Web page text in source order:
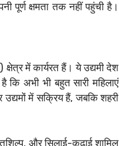
पूर्ण क्षमता तक नहीं पहुंची है।
में कार्यरत हैं। ये उद्यमी देश
अभी भी बहुत सारी महिलाएं
उद्यमों में सक्रिय हैं, जबकि शहरी
और सिलाई-कढ़ाई शामिल